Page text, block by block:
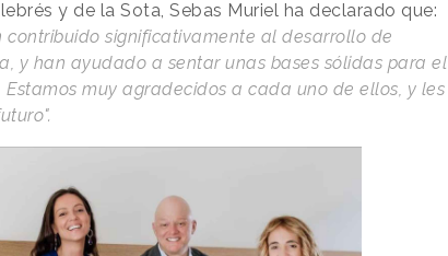
y de la Sota, Sebas Muriel ha declarado que:
contribuido significativamente al desarrollo de
y han ayudado a sentar unas bases sólidas para el
muy agradecidos a cada uno de ellos, y les